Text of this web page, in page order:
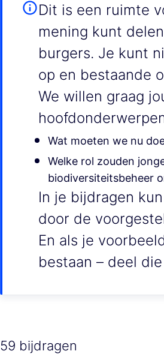
Dit is een ruimte
mening kunt
burgers. Je kunt
op en bestaande
We willen graag
Wat moeten we nu
Welke rol zouden
biodiversiteitsbeheer
In je bijdragen
door de
En als je
bestaan – deel
59 bijdragen